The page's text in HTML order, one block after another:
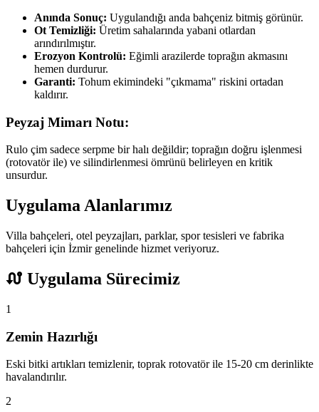
Anında Sonuç: Uygulandığı anda bahçeniz bitmiş görünür.
Ot Temizliği: Üretim sahalarında yabani otlardan
arındırılmıştır.
Erozyon Kontrolü: Eğimli arazilerde toprağın akmasını
hemen durdurur.
Garanti: Tohum ekimindeki "çıkmama" riskini ortadan
kaldırır.
Peyzaj Mimarı Notu:
Rulo çim sadece serpme bir halı değildir; toprağın doğru işlenmesi
(rotovatör ile) ve silindirlenmesi ömrünü belirleyen en kritik
unsurdur.
Uygulama Alanlarımız
Villa bahçeleri, otel peyzajları, parklar, spor tesisleri ve fabrika
bahçeleri için İzmir genelinde hizmet veriyoruz.
Uygulama Sürecimiz
1
Zemin Hazırlığı
Eski bitki artıkları temizlenir, toprak rotovatör ile 15-20 cm derinlikte
havalandırılır.
2